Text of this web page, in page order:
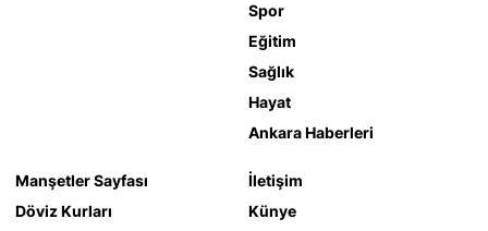
Spor
Eğitim
Sağlık
Hayat
Ankara Haberleri
Manşetler Sayfası
Döviz Kurları
İletişim
Künye